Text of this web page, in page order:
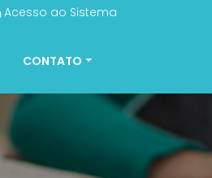
Acesso ao Sistema
CONTATO